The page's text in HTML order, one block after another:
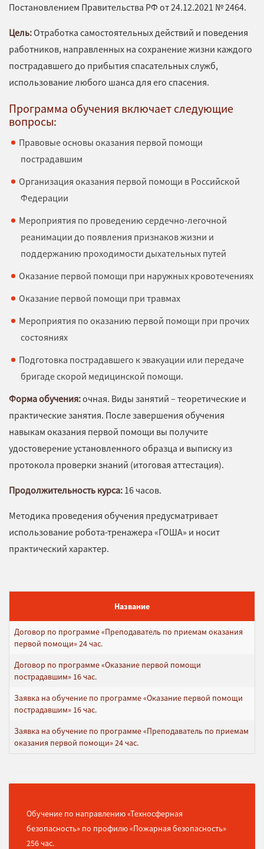
Постановлением Правительства РФ от 24.12.2021 № 2464.
Цель:Отработка самостоятельных действий и поведения
работников, направленных на сохранение жизни каждого
пострадавшего до прибытия спасательных служб,
использование любого шанса для его спасения.
Программа обучения включает следующие
вопросы:
Правовые основы оказания первой помощи
пострадавшим
Организация оказания первой помощи в Российской
Федерации
Мероприятия по проведению сердечно-легочной
реанимации до появления признаков жизни и
поддержанию проходимости дыхательных путей
Оказание первой помощи при наружных кровотечениях
Оказание первой помощи при травмах
Мероприятия по оказанию первой помощи при прочих
состояниях
Подготовка пострадавшего к эвакуации или передаче
бригаде скорой медицинской помощи.
Форма обучения:очная. Виды занятий – теоретические и
практические занятия. После завершения обучения
навыкам оказания первой помощи вы получите
удостоверение установленного образца и выписку из
протокола проверки знаний (итоговая аттестация).
Продолжительность курса: 16 часов.
Методика проведения обучения предусматривает
использование робота-тренажера «ГОША» и носит
практический характер.
Название
Договор по программе «Преподаватель по приемам оказания
первой помощи» 24 час.
Договор по программе «Оказание первой помощи
пострадавшим» 16 час.
Заявка на обучение по программе «Оказание первой помощи
пострадавшим» 16 час.
Заявка на обучение по программе «Преподаватель по приемам
оказания первой помощи» 24 час.
Обучение по направлению «Техносферная
безопасность» по профилю «Пожарная безопасность»
256 час.